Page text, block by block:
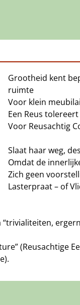
Grootheid kent
ruimte
Voor klein
Een Reus
Voor Reusachtig
Slaat haar weg,
Omdat de
Zich geen
Lasterpraat – of
“trivialiteiten,
(Reusachtige